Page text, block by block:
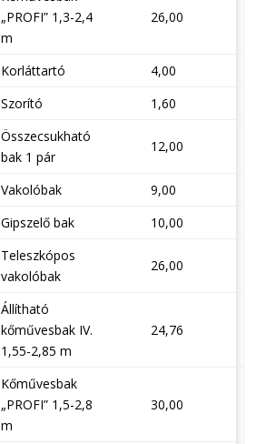
„PROFI” 1,3-2,4
m
26,00
Korláttartó
4,00
Szorító 1,60
Összecsukható
bak 1 pár
12,00
Vakolóbak
9,00
Gipszelő bak 10,00
Teleszkópos
vakolóbak
26,00
Állítható
kőművesbak IV.
1,55-2,85 m
24,76
Kőművesbak
„PROFI” 1,5-2,8
m
30,00